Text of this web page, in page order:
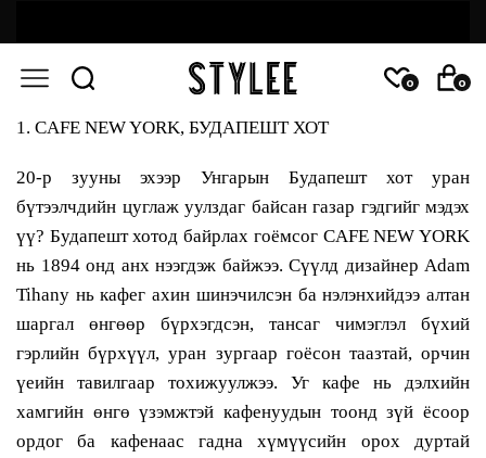
0 0
1. CAFE NEW YORK, БУДАПЕШТ ХОТ
20-р зууны эхээр Унгарын Будапешт хот уран
бүтээлчдийн цуглаж уулздаг байсан газар гэдгийг мэдэх
үү? Будапешт хотод байрлах гоёмсог CAFE NEW YORK
нь 1894 онд анх нээгдэж байжээ. Сүүлд дизайнер Adam
Tihany нь кафег ахин шинэчилсэн ба нэлэнхийдээ алтан
шаргал өнгөөр бүрхэгдсэн, тансаг чимэглэл бүхий
гэрлийн бүрхүүл, уран зургаар гоёсон таазтай, орчин
үеийн тавилгаар тохижуулжээ. Уг кафе нь дэлхийн
хамгийн өнгө үзэмжтэй кафенуудын тоонд зүй ёсоор
ордог ба кафенаас гадна хүмүүсийн орох дуртай